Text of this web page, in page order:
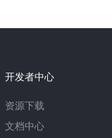
开发者中心
资源下载
文档中心